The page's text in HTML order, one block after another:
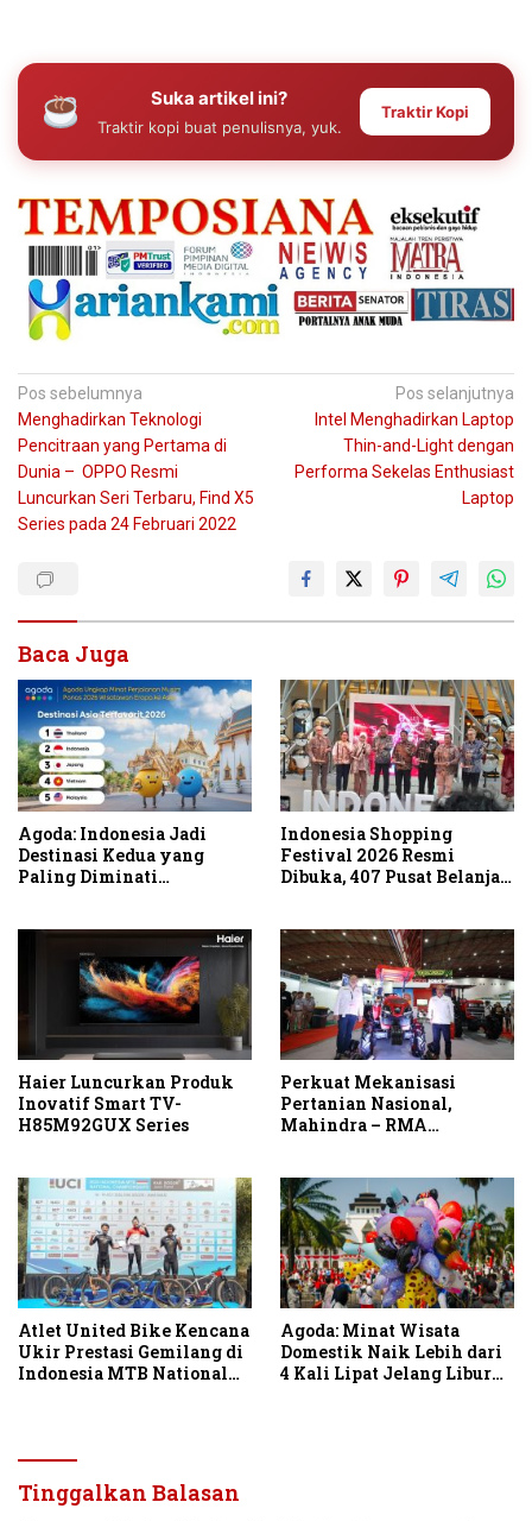
Suka artikel ini?
Traktir kopi buat penulisnya, yuk.
Traktir Kopi
Navigasi
pos
Pos sebelumnya
Menghadirkan Teknologi
Pencitraan yang Pertama di
Dunia – OPPO Resmi
Luncurkan Seri Terbaru, Find X5
Series pada 24 Februari 2022
Pos selanjutnya
Intel Menghadirkan Laptop
Thin-and-Light dengan
Performa Sekelas Enthusiast
Laptop
Baca Juga
Agoda: Indonesia Jadi
Destinasi Kedua yang
Paling Diminati
di Asia
Indonesia Shopping
Festival 2026 Resmi
Dibuka, 407 Pusat Belanja
Haier Luncurkan Produk
Inovatif Smart TV-
H85M92GUX Series
Perkuat Mekanisasi
Pertanian Nasional,
Mahindra – RMA
Tingkatkan Produktivitas
Petani Indonesia
Atlet United Bike Kencana
Ukir Prestasi Gemilang di
Indonesia MTB National
Agoda: Minat Wisata
Domestik Naik Lebih dari
4 Kali Lipat Jelang Libur
Tinggalkan Balasan